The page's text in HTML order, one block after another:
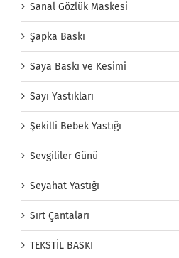
Sanal Gözlük Maskesi
Şapka Baskı
Saya Baskı ve Kesimi
Sayı Yastıkları
Şekilli Bebek Yastığı
Sevgililer Günü
Seyahat Yastığı
Sırt Çantaları
TEKSTİL BASKI